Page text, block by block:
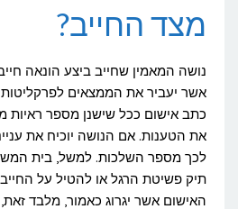
מצד החייב?
נושה המאמין שחייב ביצע הונאה
אשר יעביר את הממצאים
כתב אישום ככל שישנן מספר ראיות
את הטענות. אם הנושה יוכיח את
לכך מספר השלכות. למשל, בית
תיק פשיטת הרגל או להטיל על
האישום אשר יגרוג כאמור, מלבד